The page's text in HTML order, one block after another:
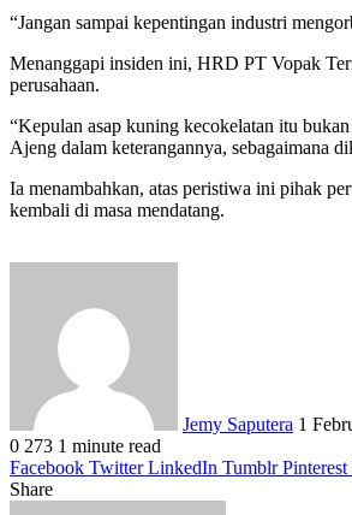
“Jangan sampai kepentingan industri
Menanggapi insiden ini, HRD PT Vopak
perusahaan.
“Kepulan asap kuning kecokelatan itu
Ajeng dalam keterangannya, sebagaimana
Ia menambahkan, atas peristiwa ini pihak
kembali di masa mendatang.
Jemy Saputera 1
0 273 1 minute read
Facebook Twitter LinkedIn Tumblr Pinterest
Share